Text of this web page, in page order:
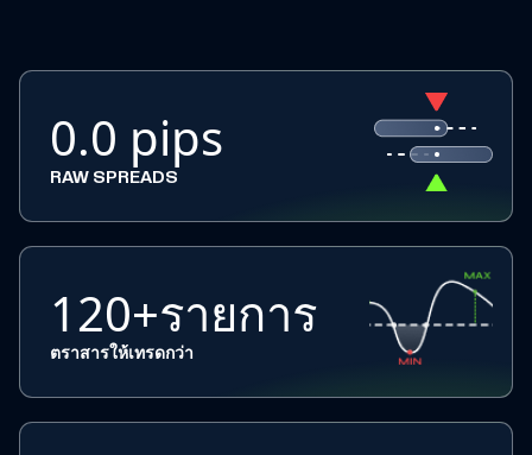
0.0 pips
RAW SPREADS
120+รายการ
ตราสารให้เทรดกว่า